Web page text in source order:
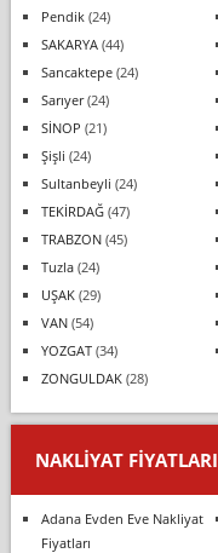
Pendik(24)
SAKARYA(44)
Sancaktepe(24)
Sarıyer(24)
SİNOP (21)
Şişli (24)
Sultanbeyli (24)
TEKİRDAĞ(47)
TRABZON(45)
Tuzla(24)
UŞAK(29)
VAN(54)
YOZGAT(34)
ZONGULDAK(28)
NAKLIYAT FIYATLARI
Adana Evden Eve Nakliyat
Fiyatları